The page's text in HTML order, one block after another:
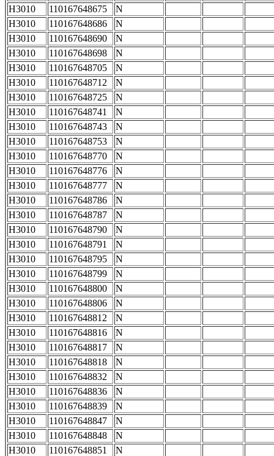
H3010
110167648675
N
H3010
110167648686
N
H3010
110167648690
N
H3010
110167648698
N
H3010
110167648705
N
H3010
110167648712
N
H3010
110167648725
N
H3010
110167648741
N
H3010
110167648743
N
H3010
110167648753
N
H3010
110167648770
N
H3010
110167648776
N
H3010
110167648777
N
H3010
110167648786
N
H3010
110167648787
N
H3010
110167648790
N
H3010
110167648791
N
H3010
110167648795
N
H3010
110167648799
N
H3010
110167648800
N
H3010
110167648806
N
H3010
110167648812
N
H3010
110167648816
N
H3010
110167648817
N
H3010
110167648818
N
H3010
110167648832
N
H3010
110167648836
N
H3010
110167648839
N
H3010
110167648847
N
H3010
110167648848
N
H3010
110167648851
N